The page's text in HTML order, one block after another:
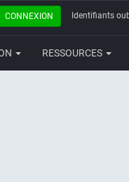
CONNEXION Identifiants
RESSOURCES